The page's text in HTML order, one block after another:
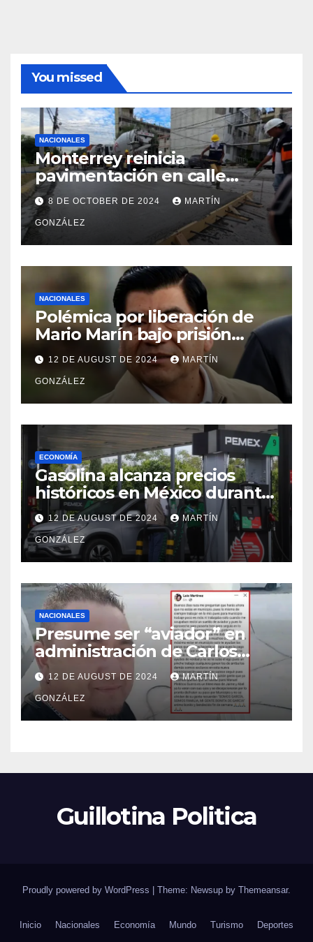
You missed
NACIONALES
Monterrey reinicia
pavimentación en calle
Filósofos
8 DE OCTOBER DE 2024 MARTÍN
GONZÁLEZ
NACIONALES
Polémica por liberación de
Mario Marín bajo prisión
domiciliaria
12 DE AUGUST DE 2024 MARTÍN
GONZÁLEZ
ECONOMÍA
Gasolina alcanza precios
históricos en México durante
julio de 2024
12 DE AUGUST DE 2024 MARTÍN
GONZÁLEZ
NACIONALES
Presume ser “aviador” en
administración de Carlos
Guevara; Auditoría abrirá
investigación
12 DE AUGUST DE 2024 MARTÍN
GONZÁLEZ
Guillotina Politica
Proudly powered by WordPress Theme: Newsup by Themeansar.
Inicio Nacionales Economía Mundo Turismo Deportes